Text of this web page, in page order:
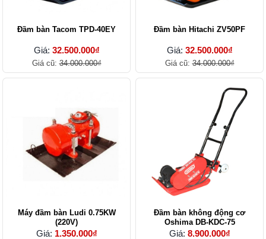
Đầm bàn Tacom TPD-40EY
Giá: 32.500.000₫
Giá cũ:34.000.000₫
Đầm bàn Hitachi ZV50PF
Giá: 32.500.000₫
Giá cũ:34.000.000₫
Máy đầm bàn Ludi 0.75KW
(220V)
Giá: 1.350.000₫
Đầm bàn không động cơ
Oshima DB-KDC-75
Giá: 8.900.000₫